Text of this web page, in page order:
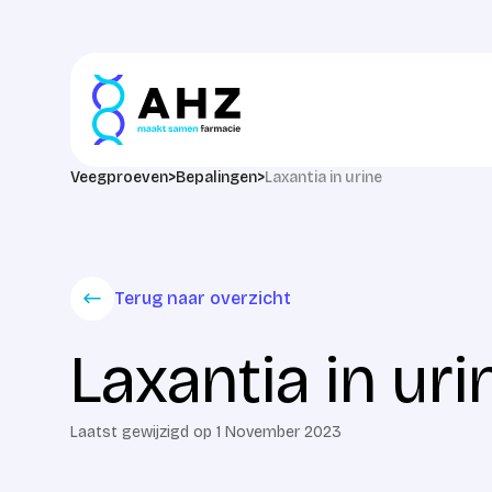
Veegproeven>Bepalingen>Laxantia in urine
Terug naar overzicht
Laxantia in
Laatst gewijzigd op 1 November 2023